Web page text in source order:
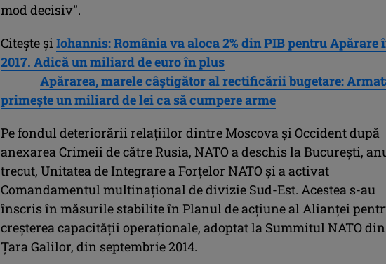
mod decisiv”.
Citeşte şi Iohannis: România va aloca 2% din PIB pentru Apărare
2017. Adică un miliard de euro în plus
Apărarea, marele câştigător al rectificării bugetare:
primeşte un miliard de lei ca să cumpere arme
Pe fondul deteriorării relaţiilor dintre Moscova şi Occident după
anexarea Crimeii de către Rusia, NATO a deschis la Bucureşti,
trecut, Unitatea de Integrare a Forţelor NATO şi a activat
Comandamentul multinaţional de divizie Sud-Est. Acestea s-au
înscris în măsurile stabilite în Planul de acţiune al Alianţei
creşterea capacităţii operaţionale, adoptat la Summitul NATO din
Ţara Galilor, din septembrie 2014.